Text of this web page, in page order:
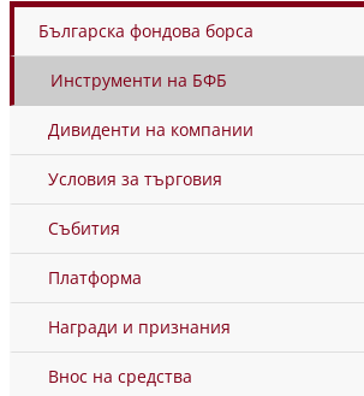
Българска фондова борса
Инструменти на БФБ
Дивиденти на компании
Условия за търговия
Събития
Платформа
Награди и признания
Внос на средства